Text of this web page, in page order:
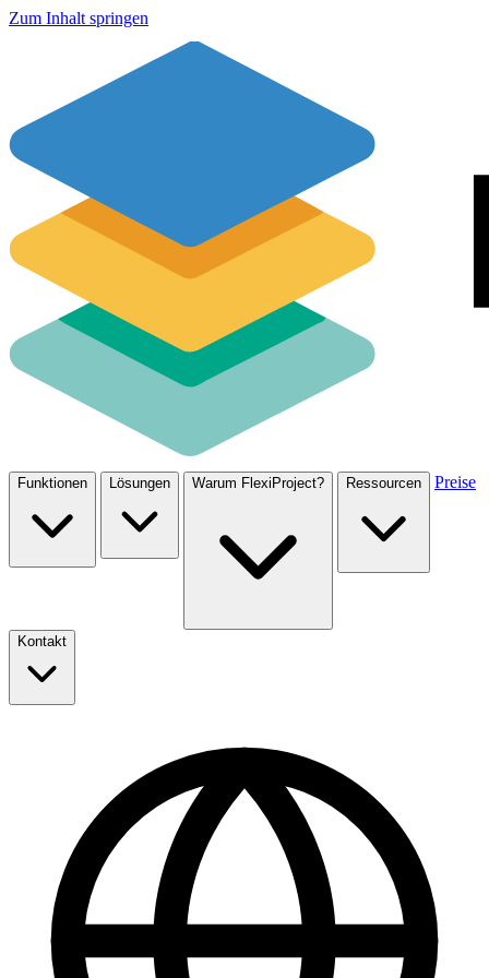
Zum Inhalt springen
Funktionen Lösungen Warum FlexiProject? Ressourcen Preise
Kontakt